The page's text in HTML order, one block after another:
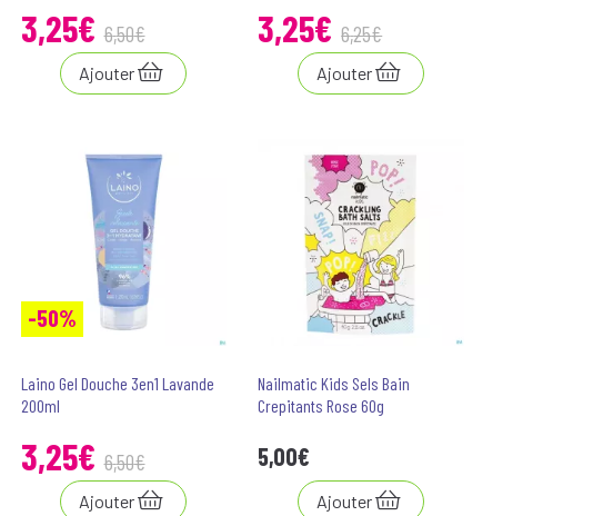
3,25€ 6,50€
Ajouter
3,25€ 6,25€
Ajouter
-50%
Laino Gel Douche 3en1 Lavande
200ml
3,25€ 6,50€
Ajouter
Nailmatic Kids Sels Bain
Crepitants Rose 60g
5,00€
Ajouter